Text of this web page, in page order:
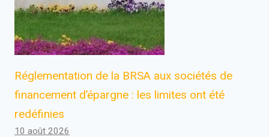
Réglementation de la BRSA aux sociétés de
financement d’épargne : les limites ont été
redéfinies
10 août 2026